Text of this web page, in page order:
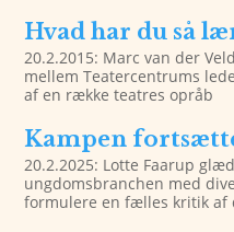
Hvad har du så
20.2.2015: Marc van der
mellem Teatercentrums
af en række teatres opråb
Kampen
20.2.2025: Lotte Faarup
ungdomsbranchen med
formulere en fælles kritik af